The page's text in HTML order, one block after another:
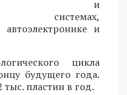
и
системах,
автоэлектронике и
цикла
будущего года.
пластин в год.